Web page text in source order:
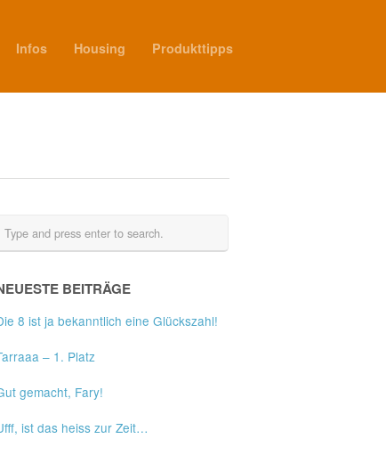
Infos Housing Produkttipps
BEITRÄGE
8 ist ja bekanntlich eine Glückszahl!
– 1. Platz
gemacht, Fary!
ist das heiss zur Zeit…